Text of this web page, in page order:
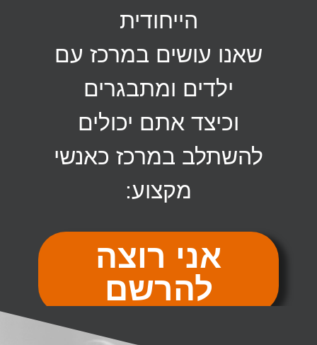
הייחודית
שאנו עושים במרכז עם
ילדים ומתבגרים
וכיצד אתם יכולים
להשתלב במרכז כאנשי
מקצוע:
אני רוצה
להרשם